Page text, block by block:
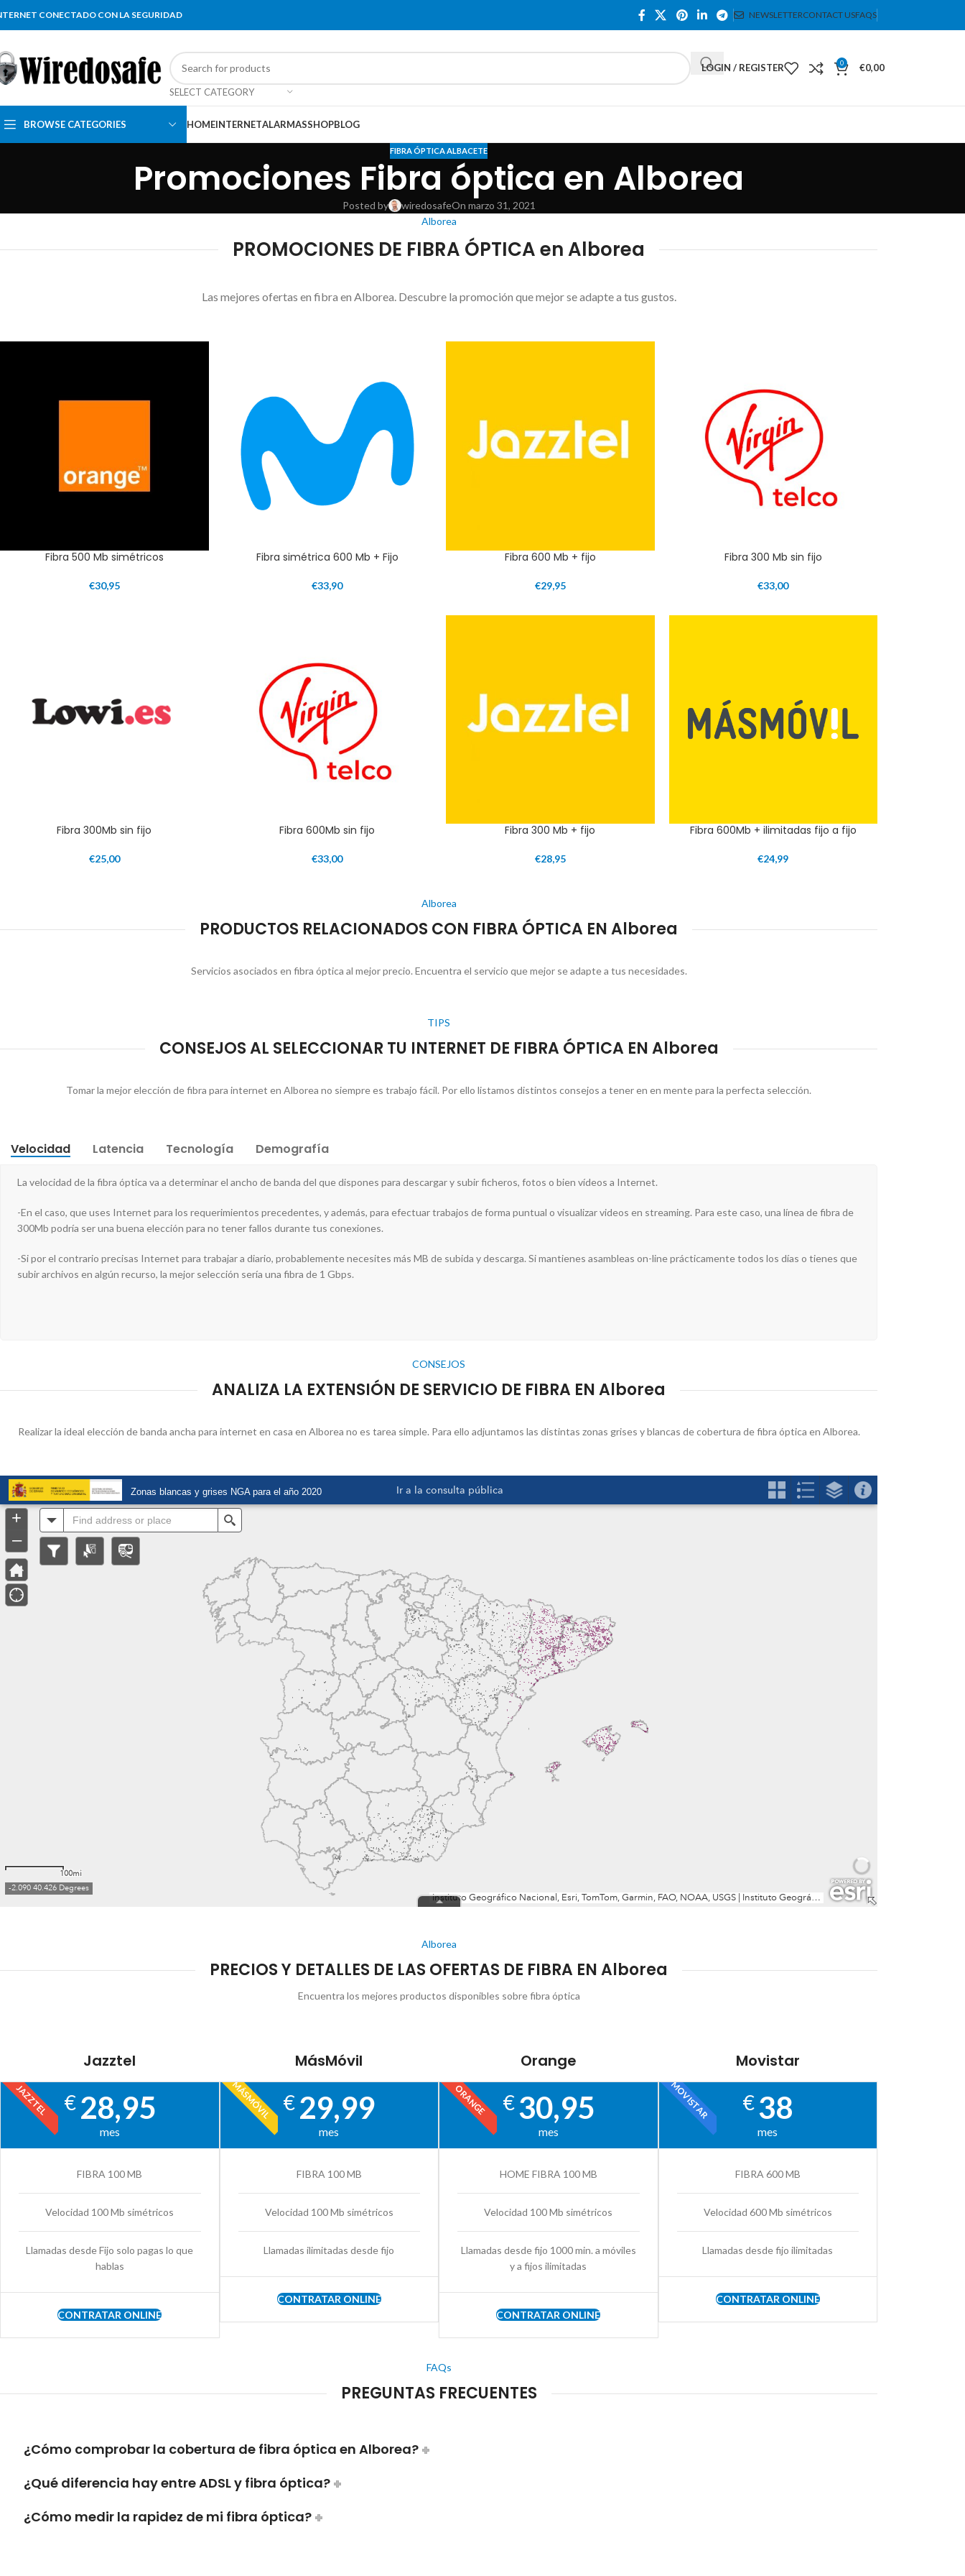
CONECTADO CON LA SEGURIDAD NEWSLETTERCONTACT USFAQS
SELECT CATEGORY
LOGIN / REGISTER 0 €0,00
BROWSE CATEGORIES HOMEINTERNETALARMASSHOPBLOG
FIBRA ÓPTICA ALBACETE
Promociones Fibra óptica en Alborea
Posted by wiredosafeOn marzo 31, 2021
Alborea
PROMOCIONES DE FIBRA ÓPTICA en Alborea
Las mejores ofertas en fibra en Alborea. Descubre la promoción que mejor se adapte a tus gustos.
Fibra 500 Mb simétricos
€30,95
Fibra simétrica 600 Mb + Fijo
€33,90
Fibra 600 Mb + fijo
€29,95
Fibra 300 Mb sin fijo
€33,00
Fibra 300Mb sin fijo
€25,00
Fibra 600Mb sin fijo
€33,00
Fibra 300 Mb + fijo
€28,95
Fibra 600Mb + ilimitadas fijo a fijo
€24,99
Alborea
PRODUCTOS RELACIONADOS CON FIBRA ÓPTICA EN Alborea
Servicios asociados en fibra óptica al mejor precio. Encuentra el servicio que mejor se adapte a tus necesidades.
TIPS
CONSEJOS AL SELECCIONAR TU INTERNET DE FIBRA ÓPTICA EN Alborea
Tomar la mejor elección de fibra para internet en Alborea no siempre es trabajo fácil. Por ello listamos distintos consejos a tener en en mente para la perfecta selección.
Velocidad Latencia Tecnología Demografía
La velocidad de la fibra óptica va a determinar el ancho de banda del que dispones para descargar y subir ficheros, fotos o bien vídeos a Internet.
-En el caso, que uses Internet para los requerimientos precedentes, y además, para efectuar trabajos de forma puntual o visualizar videos en streaming. Para este caso, una línea de fibra de
300Mb podría ser una buena elección para no tener fallos durante tus conexiones.
-Si por el contrario precisas Internet para trabajar a diario, probablemente necesites más MB de subida y descarga. Si mantienes asambleas on-line prácticamente todos los días o tienes que
subir archivos en algún recurso, la mejor selección sería una fibra de 1 Gbps.
CONSEJOS
ANALIZA LA EXTENSIÓN DE SERVICIO DE FIBRA EN Alborea
Realizar la ideal elección de banda ancha para internet en casa en Alborea no es tarea simple. Para ello adjuntamos las distintas zonas grises y blancas de cobertura de fibra óptica en Alborea.
Alborea
PRECIOS Y DETALLES DE LAS OFERTAS DE FIBRA EN Alborea
Encuentra los mejores productos disponibles sobre fibra óptica
Jazztel
JAZZTEL € 28,95
mes
FIBRA 100 MB
Velocidad 100 Mb simétricos
Llamadas desde Fijo solo pagas lo que
hablas
CONTRATAR ONLINE
MásMóvil
MÁSMÓVIL € 29,99
mes
FIBRA 100 MB
Velocidad 100 Mb simétricos
Llamadas ilimitadas desde fijo
CONTRATAR ONLINE
Orange
ORANGE €30,95
mes
HOME FIBRA 100 MB
Velocidad 100 Mb simétricos
Llamadas desde fijo 1000 min. a móviles
y a fijos ilimitadas
CONTRATAR ONLINE
Movistar
MOVISTAR €38
mes
FIBRA 600 MB
Velocidad 600 Mb simétricos
Llamadas desde fijo ilimitadas
CONTRATAR ONLINE
FAQs
PREGUNTAS FRECUENTES
¿Cómo comprobar la cobertura de fibra óptica en Alborea?
¿Qué diferencia hay entre ADSL y fibra óptica?
¿Cómo medir la rapidez de mi fibra óptica?